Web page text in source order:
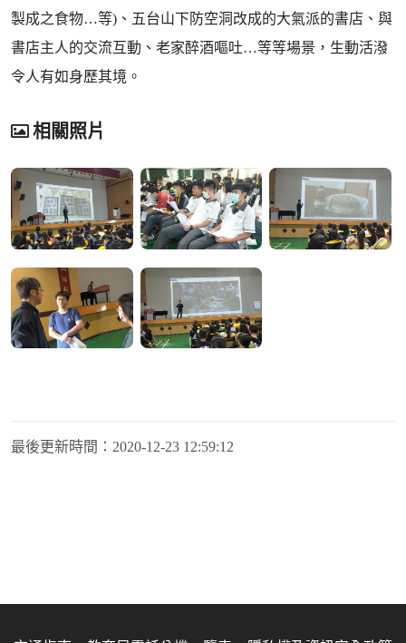
製成之食物…等)、五台山下防空洞改成的大氣派的書店、與
書店主人的交流互動、老家醉酒嘔吐…等等場景，生動活潑
令人有如身歷其境。
相關照片
最後更新時間： 2020-12-23 12:59:12